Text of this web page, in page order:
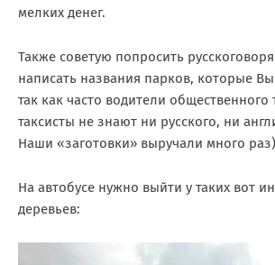
мелких денег.
Также советую попросить
написать названия парков, которые Вы
так как часто водители общественного
таксисты не знают ни русского, ни
Наши «заготовки» выручали много раз)
На автобусе нужно выйти у таких вот
деревьев: